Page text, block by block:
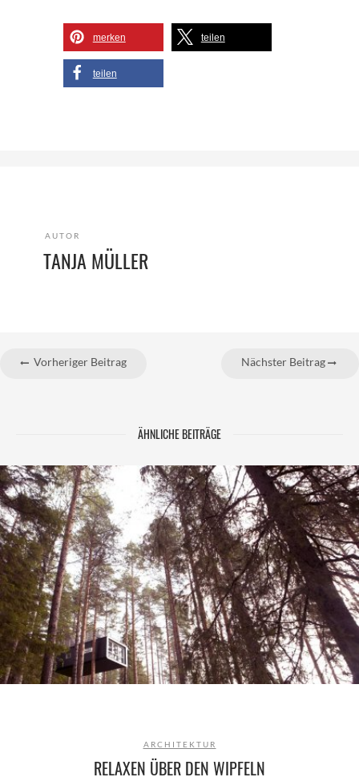
merken teilen
teilen
AUTOR
TANJA MÜLLER
Vorheriger Beitrag Nächster Beitrag
ÄHNLICHE BEITRÄGE
ARCHITEKTUR
RELAXEN ÜBER DEN WIPFELN